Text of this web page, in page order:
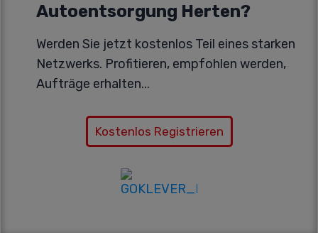
Autoentsorgung Herten?
Werden Sie jetzt kostenlos Teil eines starken
Netzwerks. Profitieren, empfohlen werden,
Aufträge erhalten...
Kostenlos Registrieren